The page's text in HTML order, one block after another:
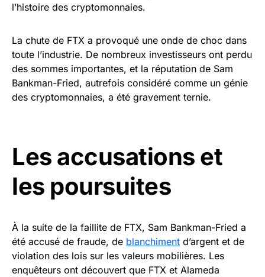
l’histoire des cryptomonnaies.
La chute de FTX a provoqué une onde de choc dans
toute l’industrie. De nombreux investisseurs ont perdu
des sommes importantes, et la réputation de Sam
Bankman-Fried, autrefois considéré comme un génie
des cryptomonnaies, a été gravement ternie.
Les accusations et
les poursuites
À la suite de la faillite de FTX, Sam Bankman-Fried a
été accusé de fraude, de blanchiment d’argent et de
violation des lois sur les valeurs mobilières. Les
enquêteurs ont découvert que FTX et Alameda